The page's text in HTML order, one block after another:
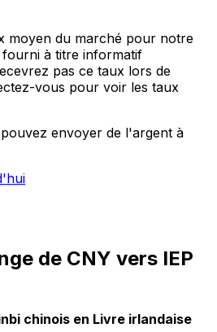
moyen du marché pour notre
fourni à titre informatif
pas ce taux lors de
vous pour voir les taux
envoyer de l'argent à
de CNY vers IEP
chinois en Livre irlandaise